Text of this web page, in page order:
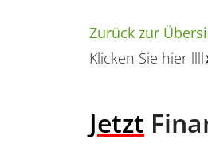
Zurück zur
Klicken Sie hier
Jetzt